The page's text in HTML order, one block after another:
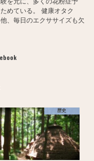
めている。 健康オタク
、毎日のエクササイズも欠
歴史